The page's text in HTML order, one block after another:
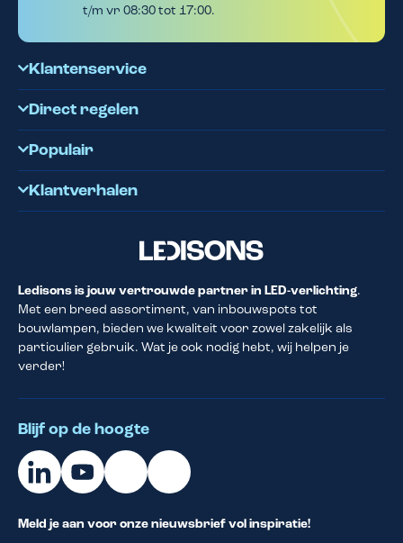
t/m vr 08:30 tot 17:00.
Ledisons is jouw vertrouwde partner in LED-verlichting.
Met een breed assortiment, van inbouwspots tot
bouwlampen, bieden we kwaliteit voor zowel zakelijk als
particulier gebruik. Wat je ook nodig hebt, wij helpen je
verder!
Blijf op de hoogte
Meld je aan voor onze nieuwsbrief vol inspiratie!
Klantenservice
Direct regelen
Populair
Klantverhalen